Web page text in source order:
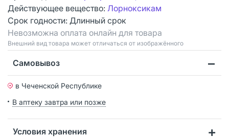
Действующее вещество: Лорноксикам
Срок годности: Длинный срок
Невозможна оплата онлайн для товара
Bнешний вид товара может отличаться от изображённого
Самовывоз
в Чеченской Республике
В аптеку завтра или позже
Условия хранения